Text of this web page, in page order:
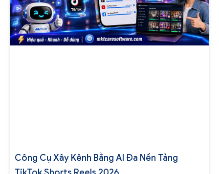
Công Cụ Xây Kênh Bằng AI Đa Nền Tảng